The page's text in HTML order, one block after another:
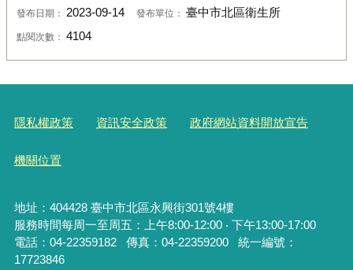
發布日期： 2023-09-14 發布單位： 臺中市北區衛生所
點閱次數： 4104
隱私權政策 資訊安全政策 政府網站資料開放宣告
機關位置
地址：404428 臺中市北區永興街301號4樓
服務時間每周一至周五：上午8:00-12:00 ‧ 下午13:00-17:00
電話：04-22359182 傳真：04-22359200 統一編號：
17723846